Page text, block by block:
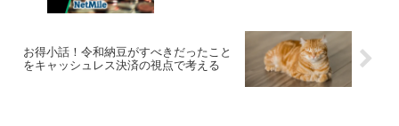
お得小話！令和納豆がすべきだったこと
をキャッシュレス決済の視点で考える